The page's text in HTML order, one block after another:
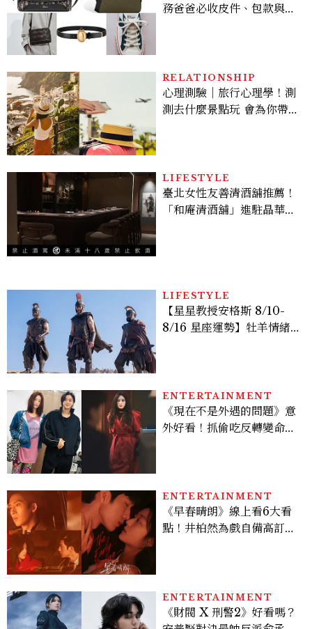
務爸爸必收皮件、包款與鞋
RELATIONSHIP
心理測驗｜旅行心理學！測
測去什麼景點玩 會為你帶來
LIFESTYLE
臺北女性友善清酒舖推薦！
「和庵清酒舖」進駐晶華酒
LIFESTYLE
【星星教授安格斯 8/10-
8/16 星座運勢】牡羊情緒
ENTERTAINMENT
《現在不是外遇的問題》意
外好看！抓偷吃反轉變命
看點懶人包
ENTERTAINMENT
《早春晴朗》線上看6大看
點！井柏然為戲自備高訂，
ENTERTAINMENT
《財閥 X 刑警2》好看嗎？